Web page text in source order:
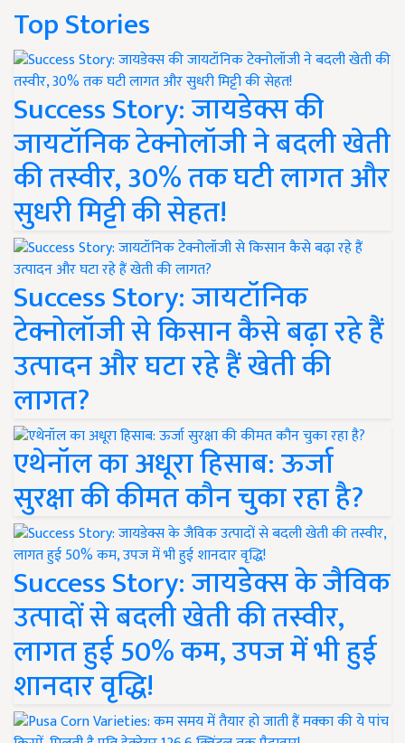
Top Stories
Success Story: जायडेक्स की
जायटॉनिक टेक्नोलॉजी ने बदली खेती
की तस्वीर, 30% तक घटी लागत और
सुधरी मिट्टी की सेहत!
Success Story: जायटॉनिक
टेक्नोलॉजी से किसान कैसे बढ़ा रहे हैं
उत्पादन और घटा रहे हैं खेती की
लागत?
एथेनॉल का अधूरा हिसाब: ऊर्जा
सुरक्षा की कीमत कौन चुका रहा है?
Success Story: जायडेक्स के जैविक
उत्पादों से बदली खेती की तस्वीर,
लागत हुई 50% कम, उपज में भी हुई
शानदार वृद्धि!